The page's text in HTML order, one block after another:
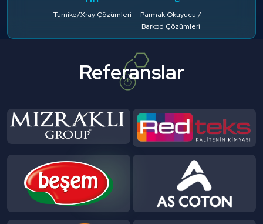
Turnike/Xray Çözümleri
Parmak Okuyucu /
Barkod Çözümleri
Referanslar